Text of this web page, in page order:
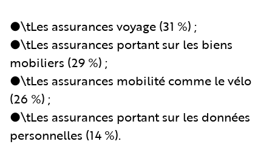
●\tLes assurances voyage (31 %) ;
●\tLes assurances portant sur les biens
mobiliers (29 %) ;
●\tLes assurances mobilité comme le vélo
(26 %) ;
●\tLes assurances portant sur les données
personnelles (14 %).